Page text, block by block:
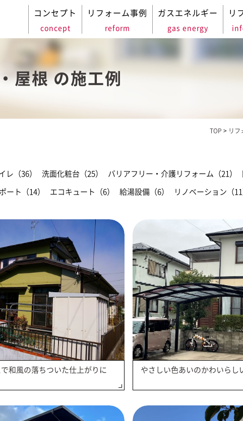
コンセプト
concept
リフォーム事例
reform
ガスエネルギー
gas energy
リ
屋根 の施工例
TOP > リフ
レ（36） 洗面化粧台（25） バリアフリー・介護リフォーム（21）
ート（14） エコキュート（6） 給湯設備（6） リノベーション（11
和風の落ちついた仕上がりに やさしい色あいのかわいらし